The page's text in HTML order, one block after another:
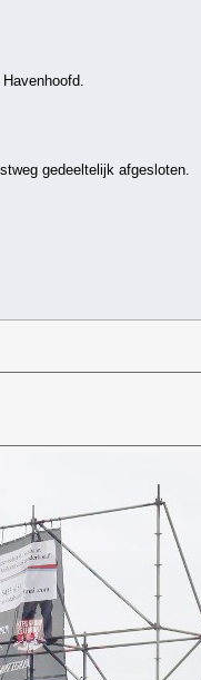
gedeeltelijk afgesloten.